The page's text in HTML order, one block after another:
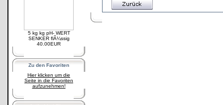
5 kg kg pH- WERT
SENKER flÃ¼ssig
40.00EUR
Zu den Favoriten
Hier klicken um die
Seite in die Favoriten
aufzunehmen!